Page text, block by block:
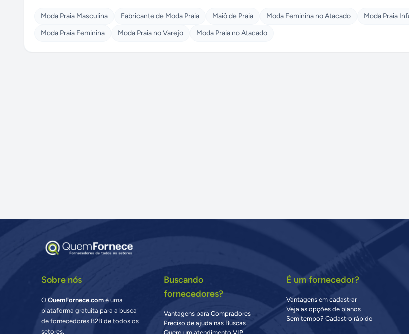
Moda Praia Masculina Fabricante de Moda Praia Maiô de Praia Moda Feminina no Atacado
Moda Praia
Moda Praia Feminina
Moda Praia no Varejo Moda Praia no Atacado
Sobre nós
OQuemFornece.com é uma
plataforma gratuita para a busca
de fornecedores B2B de todos os
setores.
Buscando
fornecedores?
Vantagens para Compradores
Preciso de ajuda nas Buscas
É um fornecedor?
Vantagens em cadastrar
Veja as opções de planos
Sem tempo? Cadastro rápido